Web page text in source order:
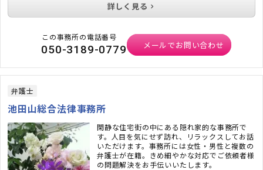
詳しく見る
この事務所の電話番号
050-3189-0779 メールでお問い合わせ
弁護士
池田山総合法律事務所
閑静な住宅街の中にある隠れ家的な事務所で
す。人目を気にせず訪れ、リラックスしてお話
いただけます。事務所には女性・男性と複数の
弁護士が在籍。きめ細やかな対応でご依頼者様
の問題解決をお手伝いいたします。